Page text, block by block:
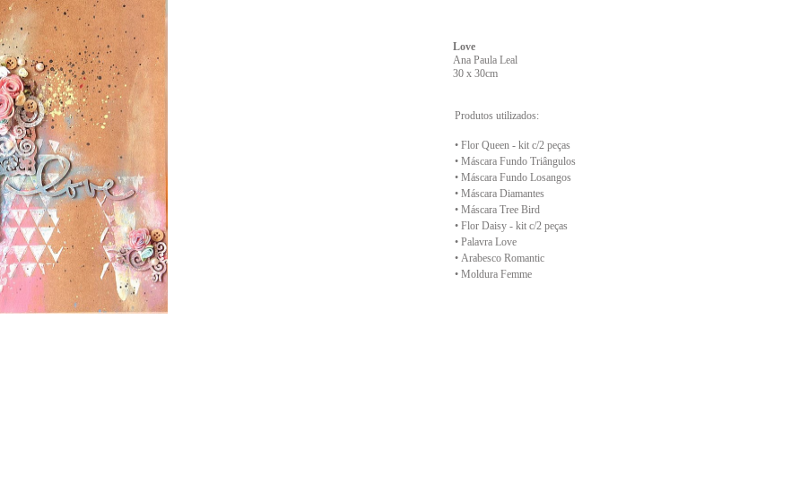
Love
Ana Paula Leal
30 x 30cm
Produtos utilizados:
• Flor Queen - kit c/2 peças
• Máscara Fundo Triângulos
• Máscara Fundo Losangos
• Máscara Diamantes
• Máscara Tree Bird
• Flor Daisy - kit c/2 peças
• Palavra Love
• Arabesco Romantic
• Moldura Femme